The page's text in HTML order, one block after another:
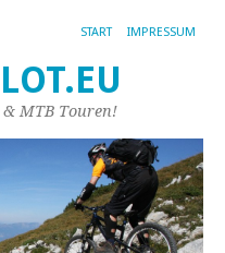
START IMPRESSUM
& MTB Touren!